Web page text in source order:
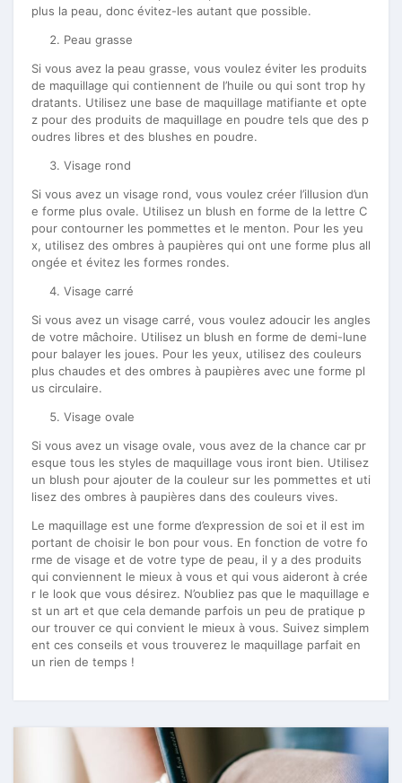
plus la peau, donc évitez-les autant que possible.
Peau grasse
Si vous avez la peau grasse, vous voulez éviter les produits
de maquillage qui contiennent de l’huile ou qui sont trop hy
dratants. Utilisez une base de maquillage matifiante et opte
z pour des produits de maquillage en poudre tels que des p
oudres libres et des blushes en poudre.
Visage rond
Si vous avez un visage rond, vous voulez créer l’illusion d’un
e forme plus ovale. Utilisez un blush en forme de la lettre C
pour contourner les pommettes et le menton. Pour les yeu
x, utilisez des ombres à paupières qui ont une forme plus all
ongée et évitez les formes rondes.
Visage carré
Si vous avez un visage carré, vous voulez adoucir les angles
de votre mâchoire. Utilisez un blush en forme de demi-lune
pour balayer les joues. Pour les yeux, utilisez des couleurs
plus chaudes et des ombres à paupières avec une forme pl
us circulaire.
Visage ovale
Si vous avez un visage ovale, vous avez de la chance car pr
esque tous les styles de maquillage vous iront bien. Utilisez
un blush pour ajouter de la couleur sur les pommettes et uti
lisez des ombres à paupières dans des couleurs vives.
Le maquillage est une forme d’expression de soi et il est im
portant de choisir le bon pour vous. En fonction de votre fo
rme de visage et de votre type de peau, il y a des produits
qui conviennent le mieux à vous et qui vous aideront à crée
r le look que vous désirez. N’oubliez pas que le maquillage e
st un art et que cela demande parfois un peu de pratique p
our trouver ce qui convient le mieux à vous. Suivez simplem
ent ces conseils et vous trouverez le maquillage parfait en
un rien de temps !